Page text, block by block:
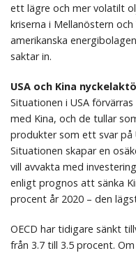
ett lägre och mer volatilt
kriserna i Mellanöstern
amerikanska
saktar in.
USA och Kina
Situationen i USA
med Kina, och de tullar
produkter som ett svar på
Situationen skapar en
vill avvakta med
enligt prognos att sänka
procent år 2020 – den
OECD har tidigare sänkt
från 3.7 till 3.5 procent.